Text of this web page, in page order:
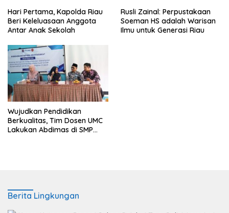
Hari Pertama, Kapolda Riau
Beri Keleluasaan Anggota
Antar Anak Sekolah
Rusli Zainal: Perpustakaan
Soeman HS adalah Warisan
Ilmu untuk Generasi Riau
Wujudkan Pendidikan
Berkualitas, Tim Dosen UMC
Lakukan Abdimas di SMP
Berita Lingkungan